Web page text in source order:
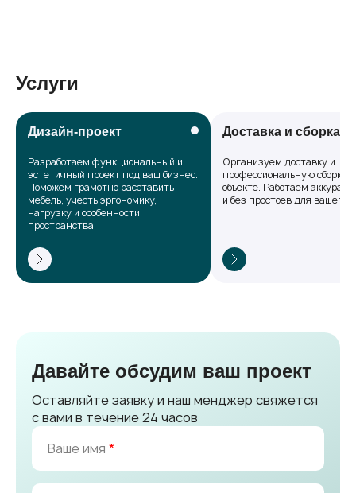
Услуги
Дизайн-проект
Разработаем функциональный и
эстетичный проект под ваш бизнес.
Поможем грамотно расставить
мебель, учесть эргономику,
нагрузку и особенности
пространства.
Доставка и сборка
Организуем доставку и
профессиональную сборку
объекте. Работаем
и без простоев для вашего
Давайте обсудим ваш проект
Оставляйте заявку и наш менджер свяжется
с вами в течение 24 часов
Ваше имя *